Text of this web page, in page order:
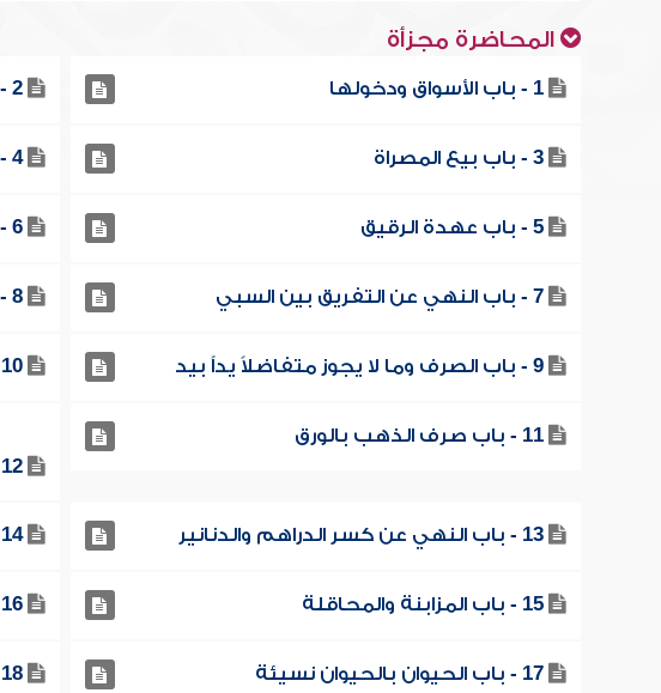
المحاضرة مجزأة
1 - باب الأسواق ودخولها 2 - باب ما يرجى من البركة في البكور
3 - باب بيع المصراة 4 - باب الخراج بالضمان
5 - باب عهدة الرقيق 6 - باب من باع عيباً فليبينه
7 - باب النهي عن التفريق بين السبي 8 - باب شراء الرقيق
9 - باب الصرف وما لا يجوز متفاضلاً يداً بيد 10 - باب من قال: لا ربا إلا في النسيئة
11 - باب صرف الذهب بالورق
12 - باب اقتضاء الذهب من الورق والورق من الذهب
13 - باب النهي عن كسر الدراهم والدنانير 14 - باب بيع الرطب بالتمر
15 - باب المزابنة والمحاقلة 16 - باب بيع العرايا بخرصها تمراً
17 - باب الحيوان بالحيوان نسيئة 18 - باب الحيوان بالحيوان متفاضلاً يداً بيد